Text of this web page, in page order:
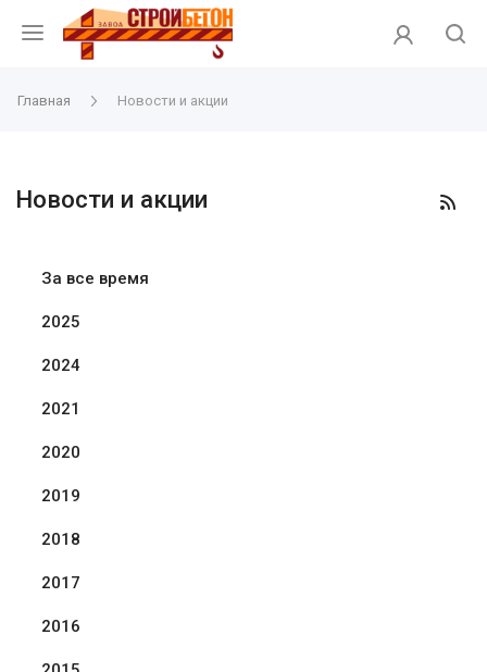
Главная Новости и акции
Новости и акции
За все время
2025
2024
2021
2020
2019
2018
2017
2016